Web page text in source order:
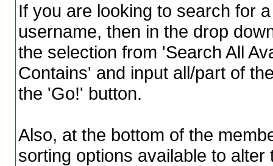
If you are looking to search for
username, then in the drop
the selection from 'Search All
Contains' and input all/part of
the 'Go!' button.
Also, at the bottom of the
sorting options available to